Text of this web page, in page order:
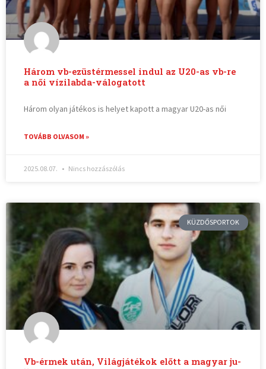
Három vb-ezüstérmessel indul az U20-as vb-re
a női vízilabda-válogatott
Három olyan játékos is helyet kapott a magyar U20-as női
TOVÁBB OLVASOM »
2025.08.07. Nincs hozzászólás
KÜZDŐSPORTOK
Vb-érmek után, Világjátékok előtt a magyar ju-